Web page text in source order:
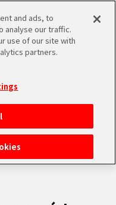
MEN
and ads, to
analyse our traffic.
use of our site with
partners.